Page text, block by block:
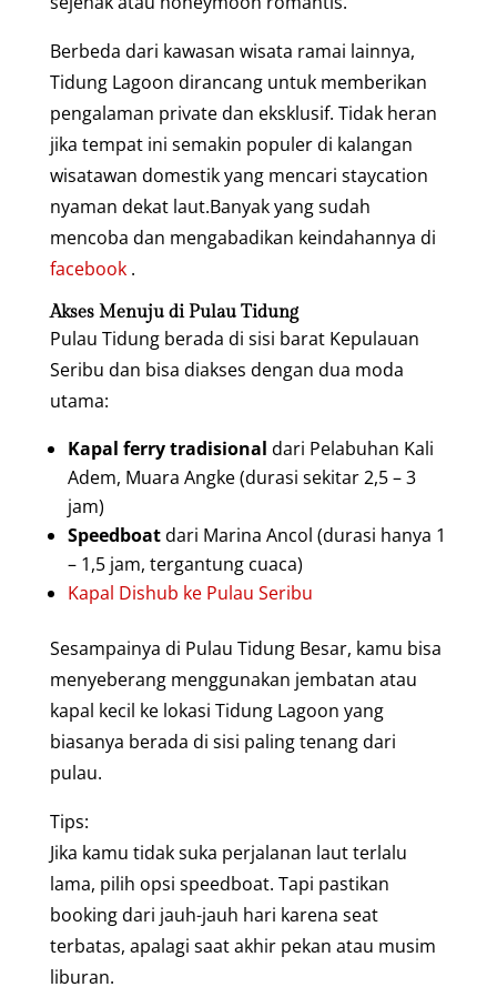
Berbeda dari kawasan wisata ramai lainnya,
Tidung Lagoon dirancang untuk memberikan
pengalaman private dan eksklusif. Tidak heran
jika tempat ini semakin populer di kalangan
wisatawan domestik yang mencari staycation
nyaman dekat laut.Banyak yang sudah
mencoba dan mengabadikan keindahannya di
facebook.
Akses Menuju di Pulau Tidung
Pulau Tidung berada di sisi barat Kepulauan
Seribu dan bisa diakses dengan dua moda
utama:
Kapal ferry tradisional dari Pelabuhan Kali
Adem, Muara Angke (durasi sekitar 2,5 – 3
jam)
Speedboatdari Marina Ancol (durasi hanya 1
– 1,5 jam, tergantung cuaca)
Kapal Dishub ke Pulau Seribu
Sesampainya di Pulau Tidung Besar, kamu bisa
menyeberang menggunakan jembatan atau
kapal kecil ke lokasi Tidung Lagoon yang
biasanya berada di sisi paling tenang dari
pulau.
Tips:
Jika kamu tidak suka perjalanan laut terlalu
lama, pilih opsi speedboat. Tapi pastikan
booking dari jauh-jauh hari karena seat
terbatas, apalagi saat akhir pekan atau musim
liburan.